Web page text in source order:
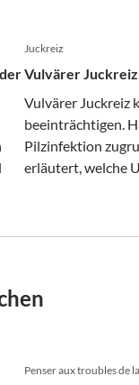
Juckreiz
Vulvärer
Vulvärer Juckreiz
beeinträchtigen.
Pilzinfektion
erläutert, welche
Penser aux troubles de